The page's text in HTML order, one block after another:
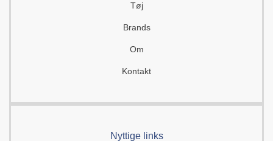
Tøj
Brands
Om
Kontakt
Nyttige links